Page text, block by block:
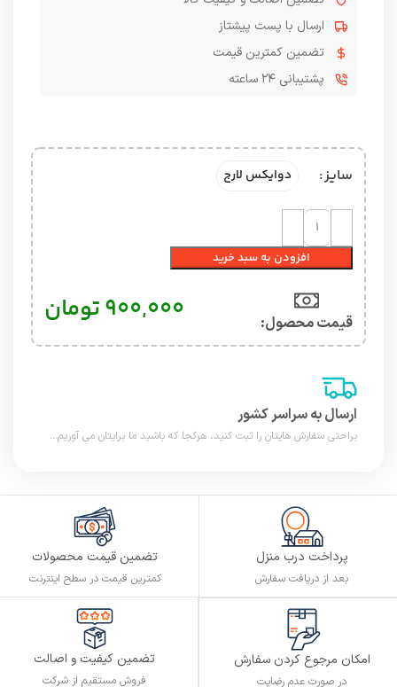
ارسال با پست پیشتاز
تضمین کمترین قیمت
پشتیبانی ۲۴ ساعته
سایز دوایکس لارج
افزودن به سبد خرید
قیمت محصول:​ ۹۰۰,۰۰۰تومان
ارسال به سراسر کشور
براحتی سفارش هایتان را ثبت کنید، هرکجا که باشید ما برایتان می آوریم...
پرداخت درب منزل
بعد از دریافت سفارش
تضمین قیمت محصولات
کمترین قیمت در سطح اینترنت
امکان مرجوع کردن سفارش
در صورت عدم رضایت
تضمین کیفیت و اصالت
فروش مستقیم از شرکت